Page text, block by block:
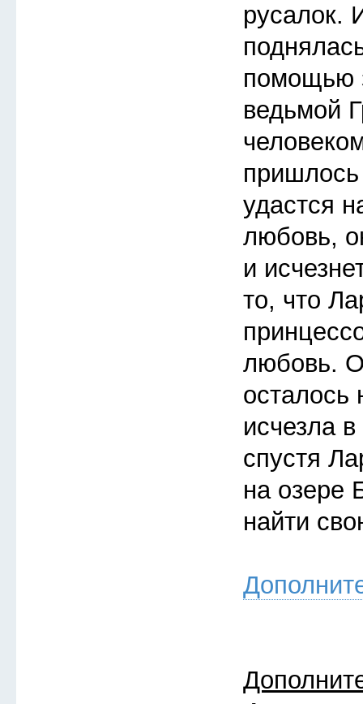
русалок.
помощью
ведьмой
удастся
любовь,
и
то, что
любовь.
осталось
исчезла
спустя
на озере
найти